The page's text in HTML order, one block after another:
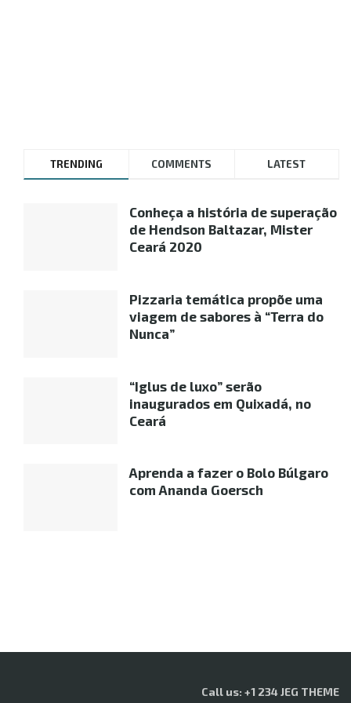
TRENDING COMMENTS LATEST
Conheça a história de superação
de Hendson Baltazar, Mister
Ceará 2020
Pizzaria temática propõe uma
viagem de sabores à “Terra do
Nunca”
“Iglus de luxo” serão
inaugurados em Quixadá, no
Ceará
Aprenda a fazer o Bolo Búlgaro
com Ananda Goersch
Call us: +1 234 JEG THEME